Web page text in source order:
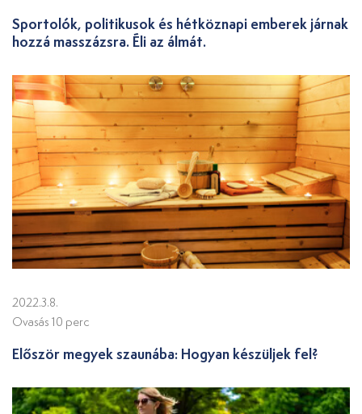
Sportolók, politikusok és hétköznapi emberek járnak
hozzá masszázsra. Éli az álmát.
2022.3.8.
Ovasás 10 perc
Először megyek szaunába: Hogyan készüljek fel?